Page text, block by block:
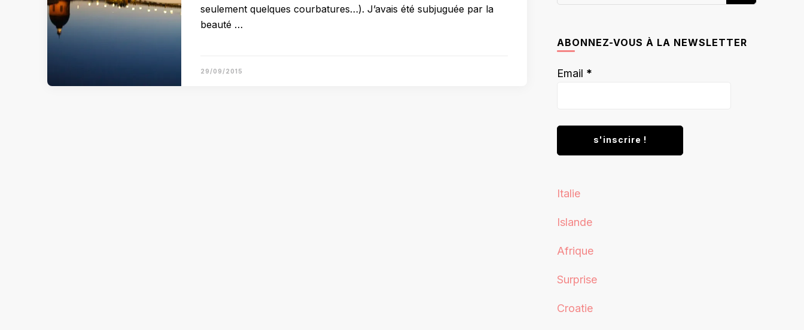
seulement quelques courbatures…). J’avais été subjuguée par la
beauté …
29/09/2015
ABONNEZ-VOUS À LA NEWSLETTER
Email *
Italie
Islande
Afrique
Surprise
Croatie